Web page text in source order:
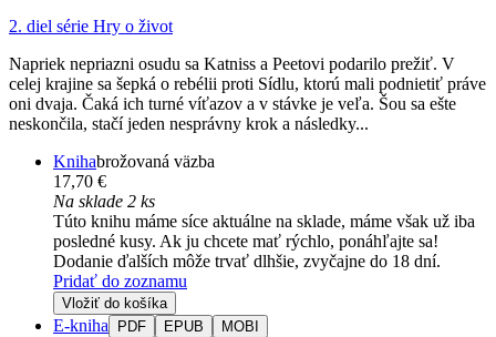
2. diel série Hry o život
Napriek nepriazni osudu sa Katniss a Peetovi podarilo prežiť. V
celej krajine sa šepká o rebélii proti Sídlu, ktorú mali podnietiť práve
oni dvaja. Čaká ich turné víťazov a v stávke je veľa. Šou sa ešte
neskončila, stačí jeden nesprávny krok a následky...
Knihabrožovaná väzba
17,70 €
Na sklade 2 ks
Túto knihu máme síce aktuálne na sklade, máme však už iba
posledné kusy. Ak ju chcete mať rýchlo, ponáhľajte sa!
Dodanie ďalších môže trvať dlhšie, zvyčajne do 18 dní.
Pridať do zoznamu
Vložiť do košíka
E-kniha PDF EPUB MOBI